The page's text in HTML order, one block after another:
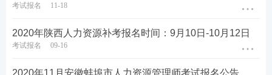
考试报名 11-18
2020年陕西人力资源补考报名时间：9月10日-10月12日
考试报名 09-16
2020年11月安徽蚌埠市人力资源管理师考试报名公告